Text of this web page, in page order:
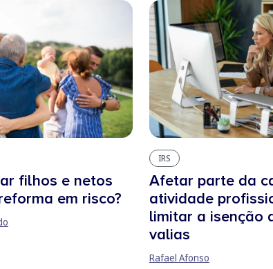
filhos e netos
em risco?
IRS
Afetar parte da
atividade
limitar a isenção
valias
Rafael Afonso